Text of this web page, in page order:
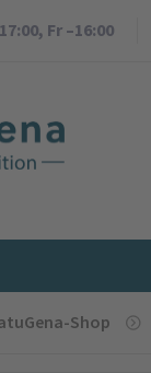
Fr –16:00
Shop